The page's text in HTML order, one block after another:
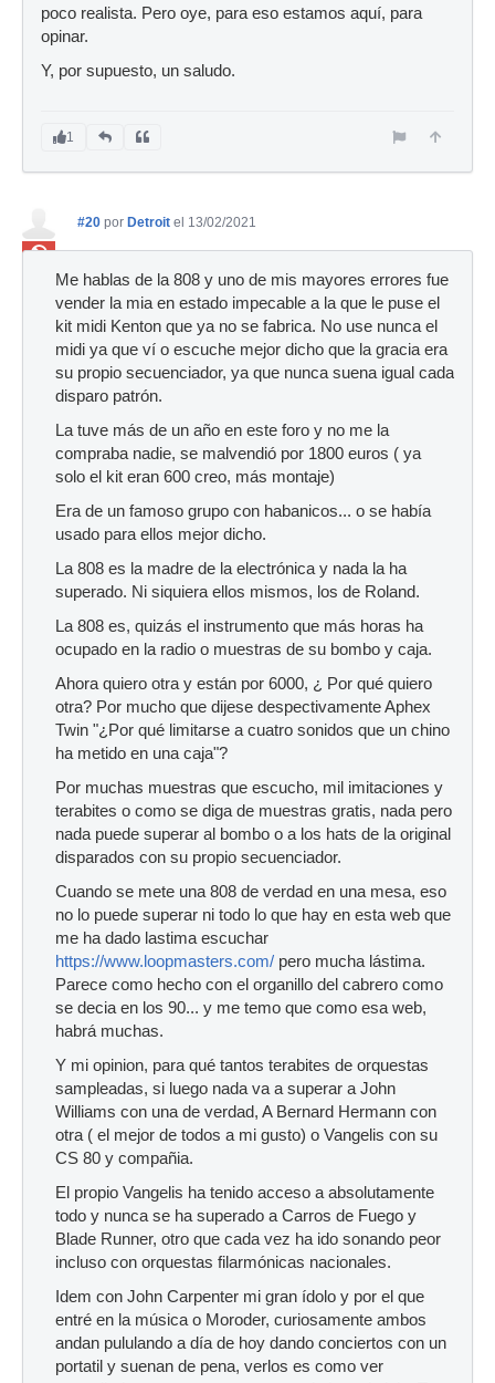
poco realista. Pero oye, para eso estamos aquí, para
opinar.
Y, por supuesto, un saludo.
1
#20 por Detroit el 13/02/2021
Me hablas de la 808 y uno de mis mayores errores fue
vender la mia en estado impecable a la que le puse el
kit midi Kenton que ya no se fabrica. No use nunca el
midi ya que ví o escuche mejor dicho que la gracia era
su propio secuenciador, ya que nunca suena igual cada
disparo patrón.
La tuve más de un año en este foro y no me la
compraba nadie, se malvendió por 1800 euros ( ya
solo el kit eran 600 creo, más montaje)
Era de un famoso grupo con habanicos... o se había
usado para ellos mejor dicho.
La 808 es la madre de la electrónica y nada la ha
superado. Ni siquiera ellos mismos, los de Roland.
La 808 es, quizás el instrumento que más horas ha
ocupado en la radio o muestras de su bombo y caja.
Ahora quiero otra y están por 6000, ¿ Por qué quiero
otra? Por mucho que dijese despectivamente Aphex
Twin "¿Por qué limitarse a cuatro sonidos que un chino
ha metido en una caja"?
Por muchas muestras que escucho, mil imitaciones y
terabites o como se diga de muestras gratis, nada pero
nada puede superar al bombo o a los hats de la original
disparados con su propio secuenciador.
Cuando se mete una 808 de verdad en una mesa, eso
no lo puede superar ni todo lo que hay en esta web que
me ha dado lastima escuchar
https://www.loopmasters.com/ pero mucha lástima.
Parece como hecho con el organillo del cabrero como
se decia en los 90... y me temo que como esa web,
habrá muchas.
Y mi opinion, para qué tantos terabites de orquestas
sampleadas, si luego nada va a superar a John
Williams con una de verdad, A Bernard Hermann con
otra ( el mejor de todos a mi gusto) o Vangelis con su
CS 80 y compañia.
El propio Vangelis ha tenido acceso a absolutamente
todo y nunca se ha superado a Carros de Fuego y
Blade Runner, otro que cada vez ha ido sonando peor
incluso con orquestas filarmónicas nacionales.
Idem con John Carpenter mi gran ídolo y por el que
entré en la música o Moroder, curiosamente ambos
andan pululando a día de hoy dando conciertos con un
portatil y suenan de pena, verlos es como ver